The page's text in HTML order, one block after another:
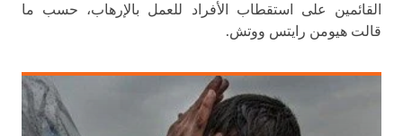
القائمين على استقطاب الأفراد للعمل بالإرهاب، حسب ما
قالت هيومن رايتس ووتش.